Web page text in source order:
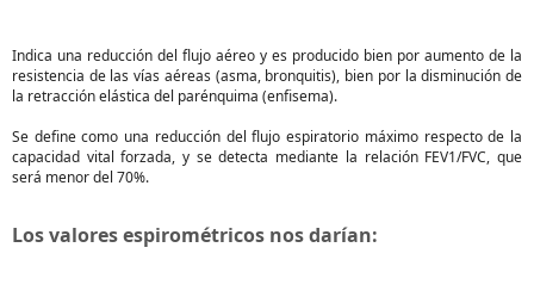
Indica una reducción del flujo aéreo y es producido bien por aumento de la
resistencia de las vías aéreas (asma, bronquitis), bien por la disminución de
la retracción elástica del parénquima (enfisema).
Se define como una reducción del flujo espiratorio máximo respecto de la
capacidad vital forzada, y se detecta mediante la relación FEV1/FVC, que
será menor del 70%.
Los valores espirométricos nos darían: